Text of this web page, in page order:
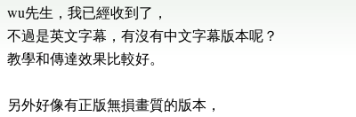
wu先生，我已經收到了，
不過是英文字幕，有沒有中文字幕版本呢？
教學和傳達效果比較好。
另外好像有正版無損畫質的版本，